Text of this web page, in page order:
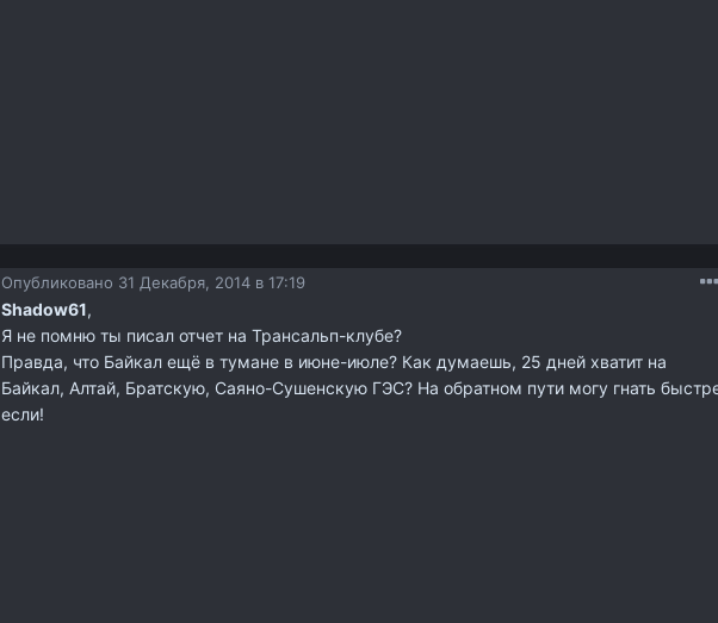
Опубликовано 31 Декабря, 2014 в 17:19
Shadow61,
Я не помню ты писал отчет на Трансальп-клубе?
Правда, что Байкал ещё в тумане в июне-июле? Как думаешь, 25 дней хватит на
Байкал, Алтай, Братскую, Саяно-Сушенскую ГЭС? На обратном пути могу гнать
если!